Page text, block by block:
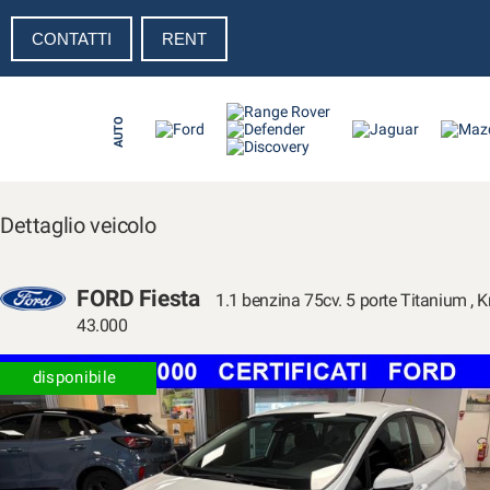
CONTATTI RENT
AUTO
Dettaglio veicolo
FORD Fiesta
1.1 benzina 75cv. 5 porte Titanium ,
43.000
disponibile
Le
tue
preferenze
pannello
ti
esprimere
preferenze
di
consenso
alle
tecnologie